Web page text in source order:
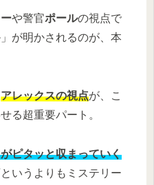
や警官ポールの視点で
が明かされるのが、本
アレックスの視点が、こ
る超重要パート。
ピタッと収まっていく
いうよりもミステリー